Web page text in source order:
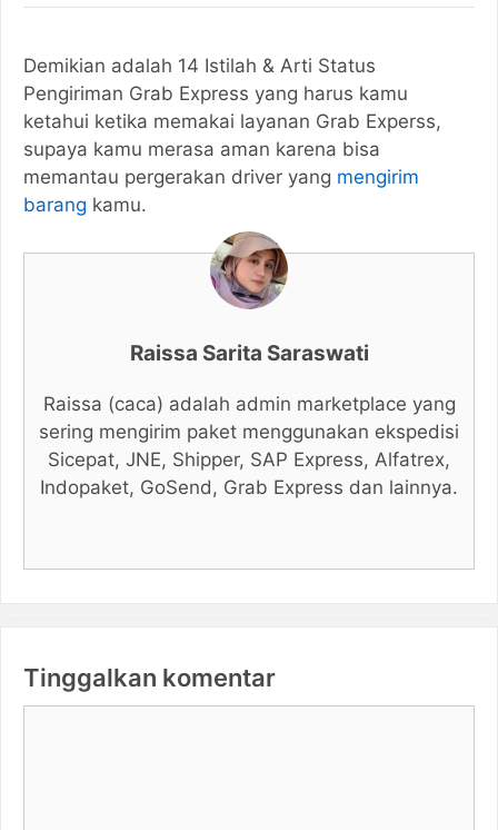
Demikian adalah 14 Istilah & Arti Status
Pengiriman Grab Express yang harus kamu
ketahui ketika memakai layanan Grab Experss,
supaya kamu merasa aman karena bisa
memantau pergerakan driver yang mengirim
barang kamu.
Raissa Sarita Saraswati
Raissa (caca) adalah admin marketplace yang
sering mengirim paket menggunakan ekspedisi
Sicepat, JNE, Shipper, SAP Express, Alfatrex,
Indopaket, GoSend, Grab Express dan lainnya.
Tinggalkan komentar